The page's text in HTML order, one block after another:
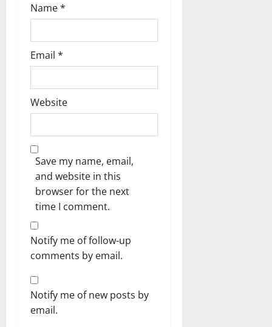
Name*
Email *
Website
Save my name, email,
and website in this
browser for the next
time I comment.
Notify me of follow-up
comments by email.
Notify me of new posts by
email.